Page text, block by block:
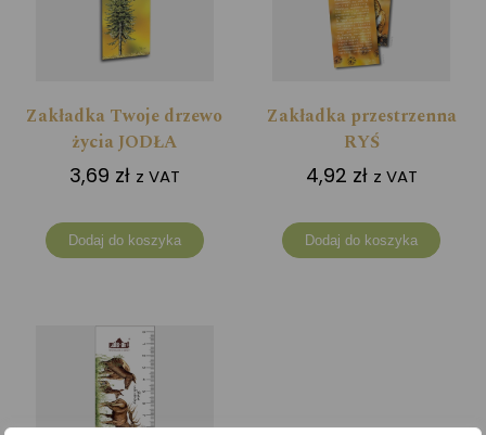
Zakładka Twoje drzewo
życia JODŁA
3,69 zł z VAT
Dodaj do koszyka
Zakładka przestrzenna
RYŚ
4,92 zł z VAT
Dodaj do koszyka